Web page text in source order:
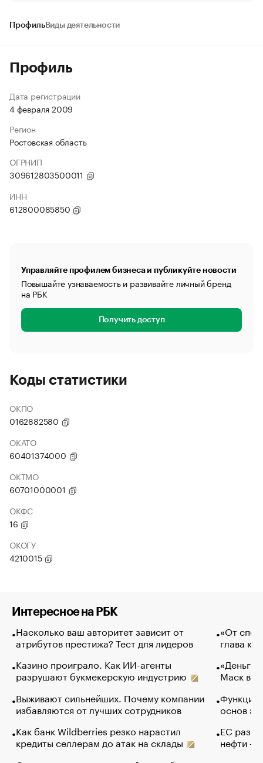
ПрофильВиды деятельности
Профиль
Дата регистрации
4 февраля 2009
Регион
Ростовская область
ОГРНИП
309612803500011
ИНН
612800085850
Управляйте профилем бизнеса и публикуйте новости
Повышайте узнаваемость и развивайте личный бренд
на РБК
Получить доступ
Коды статистики
ОКПО
0162882580
ОКАТО
60401374000
ОКТМО
60701000001
ОКФС
16
ОКОГУ
4210015
Интересное на РБК
Насколько ваш авторитет зависит от
атрибутов престижа? Тест для лидеров
Казино проиграло. Как ИИ-агенты
разрушают букмекерскую индустрию
Выживают сильнейших. Почему компании
избавляются от лучших сотрудников
Как банк Wildberries резко нарастил
кредиты селлерам до атак на склады
«От
глава
«Деньги
Маск в
Функции
основ
ЕС
нефти —